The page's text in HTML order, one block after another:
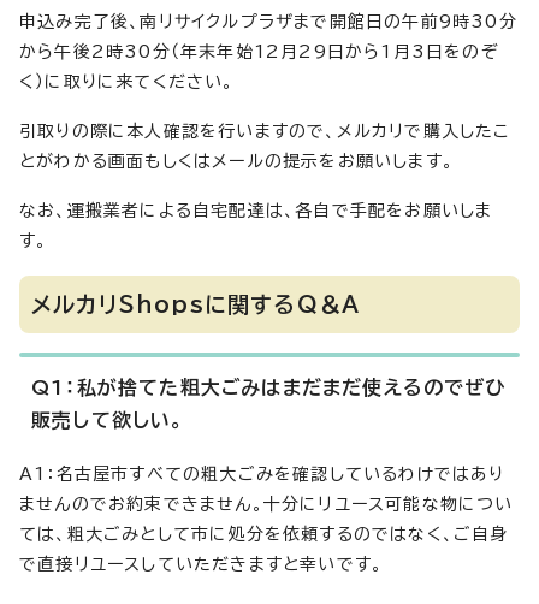
申込み完了後、南リサイクルプラザまで開館日の午前9時30分
から午後2時30分（年末年始12月29日から1月3日をのぞ
く）に取りに来てください。
引取りの際に本人確認を行いますので、メルカリで購入したこ
とがわかる画面もしくはメールの提示をお願いします。
なお、運搬業者による自宅配達は、各自で手配をお願いしま
す。
メルカリShopsに関するQ＆A
Q1：私が捨てた粗大ごみはまだまだ使えるのでぜひ
販売して欲しい。
A1：名古屋市すべての粗大ごみを確認しているわけではあり
ませんのでお約束できません。十分にリユース可能な物につい
ては、粗大ごみとして市に処分を依頼するのではなく、ご自身
で直接リユースしていただきますと幸いです。